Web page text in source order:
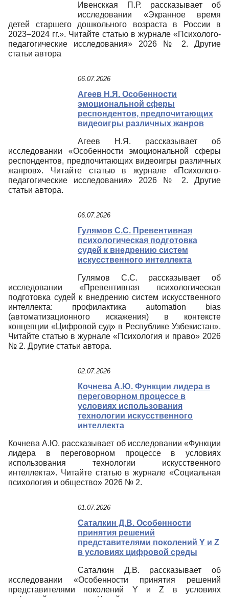
Ивенсккая П.Р. рассказывает об
исследовании «Экранное время
детей старшего дошкольного возраста в России в
2023–2024 гг.». Читайте статью в журнале «Психолого-
педагогические исследования» 2026 № 2. Другие
статьи автора
06.07.2026
Агеев Н.Я. Особенности
эмоциональной сферы
респондентов, предпочитающих
видеоигры различных жанров
Агеев Н.Я. рассказывает об
исследовании «Особенности эмоциональной сферы
респондентов, предпочитающих видеоигры различных
жанров». Читайте статью в журнале «Психолого-
педагогические исследования» 2026 № 2. Другие
статьи автора.
06.07.2026
Гулямов С.С. Превентивная
психологическая подготовка
судей к внедрению систем
искусственного интеллекта
Гулямов С.С. рассказывает об
исследовании «Превентивная психологическая
подготовка судей к внедрению систем искусственного
интеллекта: профилактика automation bias
(автоматизационного искажения) в контексте
концепции «Цифровой суд» в Республике Узбекистан».
Читайте статью в журнале «Психология и право» 2026
№ 2. Другие статьи автора.
02.07.2026
Кочнева А.Ю. Функции лидера в
переговорном процессе в
условиях использования
технологии искусственного
интеллекта
Кочнева А.Ю. рассказывает об исследовании «Функции
лидера в переговорном процессе в условиях
использования технологии искусственного
интеллекта». Читайте статью в журнале «Социальная
психология и общество» 2026 № 2.
01.07.2026
Саталкин Д.В. Особенности
принятия решений
представителями поколений Y и Z
в условиях цифровой среды
Саталкин Д.В. рассказывает об
исследовании «Особенности принятия решений
представителями поколений Y и Z в условиях